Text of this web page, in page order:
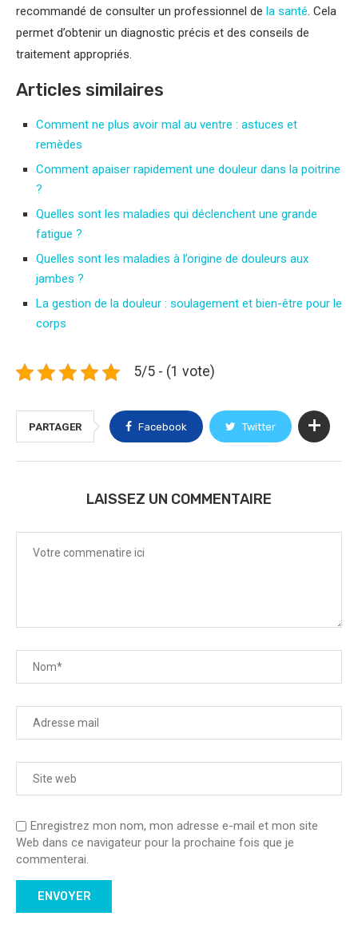
recommandé de consulter un professionnel de la santé. Cela
permet d’obtenir un diagnostic précis et des conseils de
traitement appropriés.
Articles similaires
Comment ne plus avoir mal au ventre : astuces et
remèdes
Comment apaiser rapidement une douleur dans la poitrine
?
Quelles sont les maladies qui déclenchent une grande
fatigue ?
Quelles sont les maladies à l’origine de douleurs aux
jambes ?
La gestion de la douleur : soulagement et bien-être pour le
corps
5/5 - (1 vote)
PARTAGER Facebook Twitter
LAISSEZ UN COMMENTAIRE
Enregistrez mon nom, mon adresse e-mail et mon site
Web dans ce navigateur pour la prochaine fois que je
commenterai.